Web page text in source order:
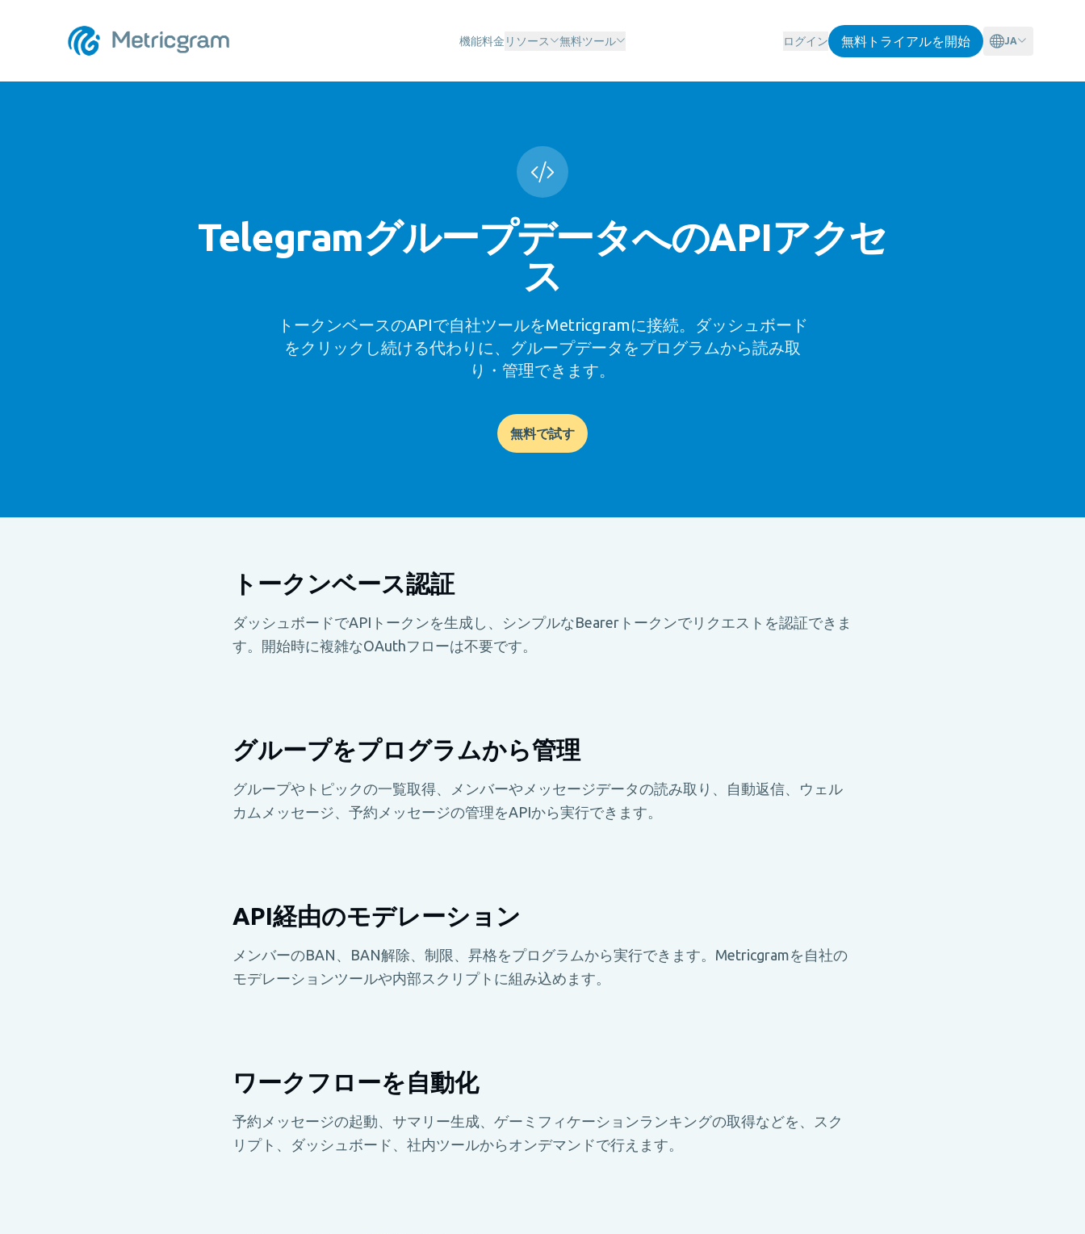
機能料金 リソース 無料ツール ログイン 無料トライアルを開始 JA
TelegramグループデータへのAPIアクセ
ス
トークンベースのAPIで自社ツールをMetricgramに接続。ダッシュボード
をクリックし続ける代わりに、グループデータをプログラムから読み取
り・管理できます。
無料で試す
トークンベース認証
ダッシュボードでAPIトークンを生成し、シンプルなBearerトークンでリクエストを認証できま
す。開始時に複雑なOAuthフローは不要です。
グループをプログラムから管理
グループやトピックの一覧取得、メンバーやメッセージデータの読み取り、自動返信、ウェル
カムメッセージ、予約メッセージの管理をAPIから実行できます。
API経由のモデレーション
メンバーのBAN、BAN解除、制限、昇格をプログラムから実行できます。Metricgramを自社の
モデレーションツールや内部スクリプトに組み込めます。
ワークフローを自動化
予約メッセージの起動、サマリー生成、ゲーミフィケーションランキングの取得などを、スク
リプト、ダッシュボード、社内ツールからオンデマンドで行えます。